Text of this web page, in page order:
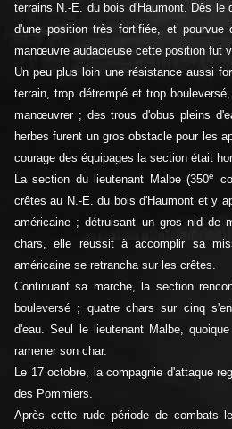
terrains N.-E. du bois d'Haumont. Dès le
d'une position très fortifiée, et
manœuvre audacieuse cette position fut
Un peu plus loin une résistance aussi
terrain, trop détrempé et trop
manœuvrer ; des trous d'obus pleins
herbes furent un gros obstacle pour les
courage des équipages la section était
La section du lieutenant Malbe (350e
crêtes au N.-E. du bois d'Haumont et y
américaine ; détruisant un gros nid de
chars, elle réussit à accomplir sa
américaine se retrancha sur les crêtes.
Continuant sa marche, la section
bouleversé ; quatre chars sur cinq
d'eau. Seul le lieutenant Malbe,
ramener son char.
Le 17 octobre, la compagnie d'attaque
des Pommiers.
Après cette rude période de combats